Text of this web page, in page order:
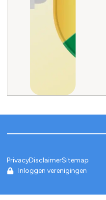
PrivacyDisclaimerSitemap
Inloggen verenigingen